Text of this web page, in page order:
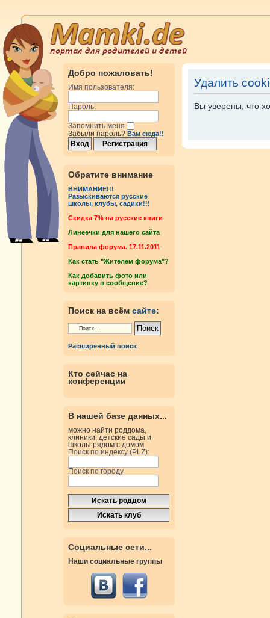
Добро пожаловать!
Имя пользователя:
Пароль:
Запомнить меня
Забыли пароль? Вам сюда!!
Обратите внимание
ВНИМАНИЕ!!!
Разыскиваются русские
школы, клубы, садики!!!
Cкидка 7% на русские книги
Линеечки для нашего сайта
Правила форума. 17.11.2011
Как стать "Жителем форума"?
Как добавить фото или
картинку в сообщение?
Поиск на всём сайте:
Расширенный поиск
Кто сейчас на
конференции
В нашей базе данных...
можно найти роддома,
клиники, детские сады и
школы рядом с домом
Поиск по индексу (PLZ):
Поиск по городу
Социальные сети...
Наши социальные группы
Удалить
Вы уверены, что